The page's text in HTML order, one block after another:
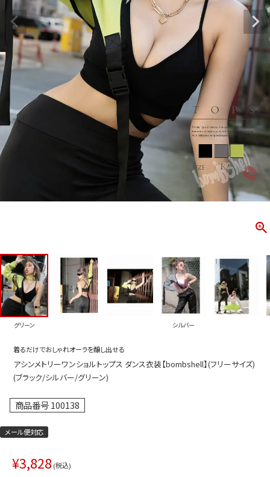
＝ボムシェル】はダンス衣装専門ブランド。
衣装ならお任せ！オリジナル衣装やダンス衣装のトータル
ィネートのご提案。 ボムシェルならではの最新で斬新な
えをお届け。 撮影で使用してる小物や靴などダンサー必
ーデはイメージしやすく、全てボムシェルでご購入可能。
とは差別化出来るしっかりした衣装のご提案はダンサー
ージ映えを全力で応援してます。
商品一覧
CONTENTS
ス
アップ
ース
インワン／サロペット
ラ・ニップレス
【B/
「これど
好き女子
レッスン
シルエッ
ンなど、
ゃれ女子
PICKUP
新作
トップス
ボトムス
グリーン シルバー
着るだけでおしゃれオーラを醸し出せる
アシンメトリーワンショルトップス ダンス衣装【bombshell】(フリーサイズ)
(ブラック/シルバー/グリーン)
商品番号100138
メール便対応
¥3,828 税込